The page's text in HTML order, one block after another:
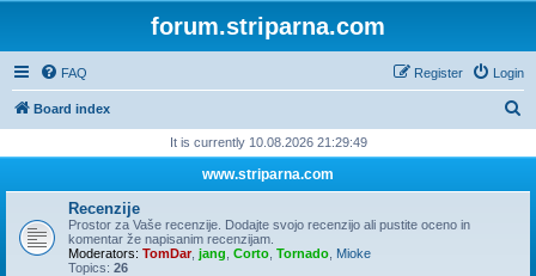
forum.striparna.com
FAQ Login
Register
Board index
r
It is currently 10.08.2026 21:29:49
www.striparna.com
Recenzije
Prostor za Vaše recenzije. Dodajte svojo recenzijo ali pustite oceno in
komentar že napisanim recenzijam.
Moderators: TomDar, jang Corto Tornado Mioke
Topics: 26